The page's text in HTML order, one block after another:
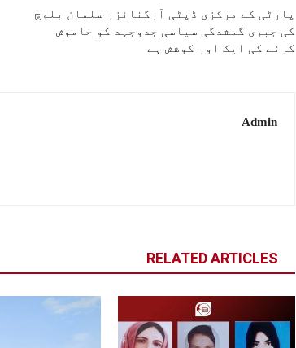
پارٹی کے مرکزی ڈپٹی آرگنائزر سلمان بلوچ
کی جبری گمشدگی سیاسی جدوجہد کو خاموش
کرنے کی ایک اور کوشش ہے
Admin
RELATED ARTICLES